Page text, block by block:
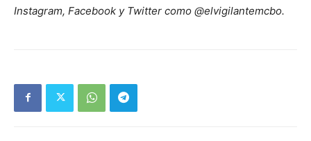
Instagram, Facebook y Twitter como @elvigilantemcbo.